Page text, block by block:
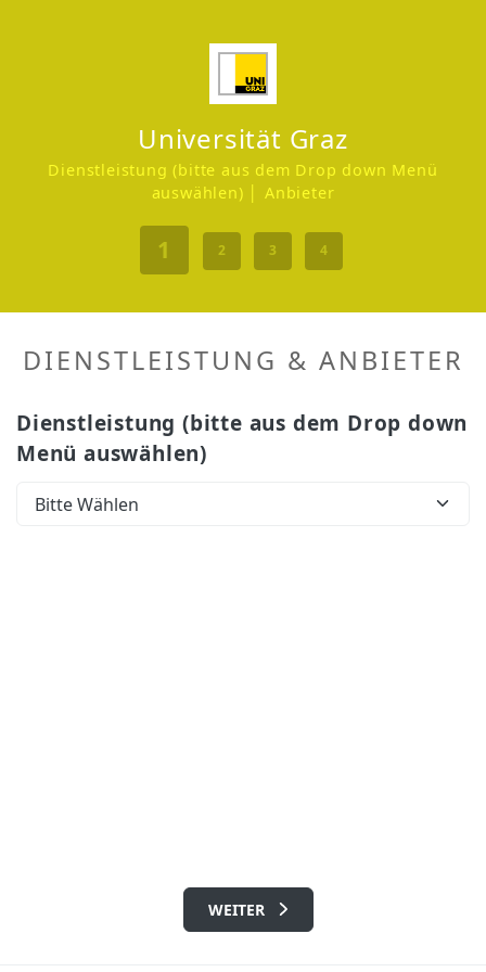
Universität Graz
Dienstleistung (bitte aus dem Drop down Menü
auswählen) │ Anbieter
1 2 3 4
DIENSTLEISTUNG & ANBIETER
Dienstleistung (bitte aus dem Drop down
Menü auswählen)
WEITER